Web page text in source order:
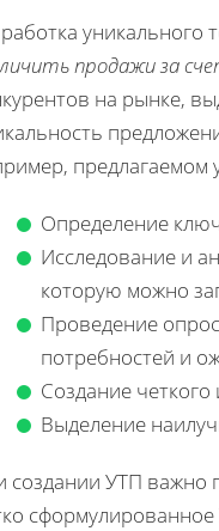
уникального
продажи за
на рынке,
предлагаемом
Определение
Исследование и
которую можно
Проведение
потребностей и
Создание
Выделение
создании УТП важно